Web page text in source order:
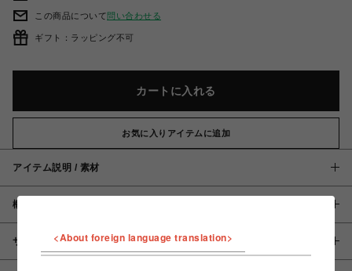
この商品について問い合わせる
ギフト：ラッピング不可
カートに入れる
お気に入りアイテムに追加
アイテム説明 / 素材
概要
サイズ <About foreign language translation>